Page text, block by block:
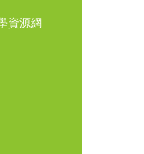
資源網